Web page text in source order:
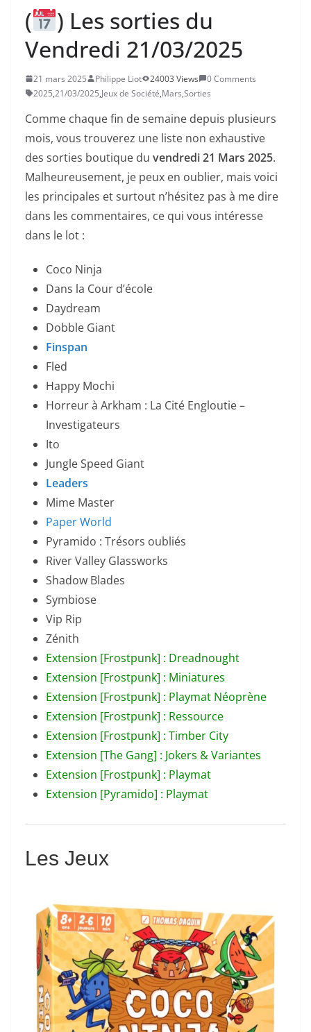
(
) Les sorties du
Vendredi 21/03/2025
21 mars 2025 Philippe Liot 24003 Views
0 Comments
2025,21/03/2025,Jeux de Société,Mars,Sorties
Comme chaque fin de semaine depuis plusieurs
mois, vous trouverez une liste non exhaustive
des sorties boutique du vendredi 21 Mars 2025.
Malheureusement, je peux en oublier, mais voici
les principales et surtout n’hésitez pas à me dire
dans les commentaires, ce qui vous intéresse
dans le lot :
Coco Ninja
Dans la Cour d’école
Daydream
Dobble Giant
Finspan
Fled
Happy Mochi
Horreur à Arkham : La Cité Engloutie –
Investigateurs
Ito
Jungle Speed Giant
Leaders
Mime Master
Paper World
Pyramido : Trésors oubliés
River Valley Glassworks
Shadow Blades
Symbiose
Vip Rip
Zénith
Extension [Frostpunk] : Dreadnought
Extension [Frostpunk] : Miniatures
Extension [Frostpunk] : Playmat Néoprène
Extension [Frostpunk] : Ressource
Extension [Frostpunk] : Timber City
Extension [The Gang] : Jokers & Variantes
Extension [Frostpunk] : Playmat
Extension [Pyramido] : Playmat
Les Jeux